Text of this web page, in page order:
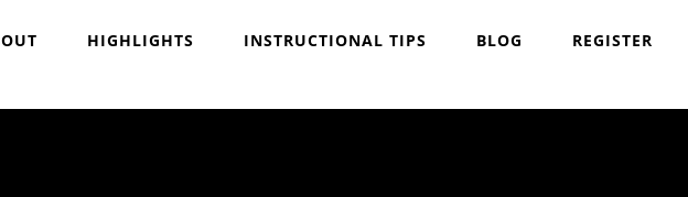
HIGHLIGHTS INSTRUCTIONAL TIPS BLOG REGISTER